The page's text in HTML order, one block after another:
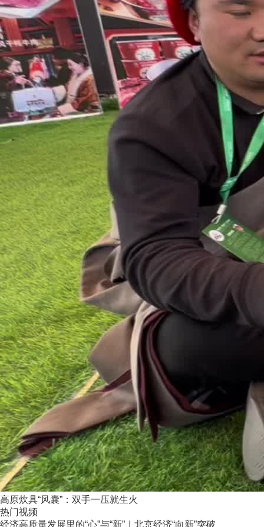
高原炊具“风囊”：双手一压就生火
热门视频
经济高质量发展里的“心”与“新”｜北京经济“向新”突破